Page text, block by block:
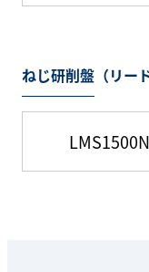
ねじ研削盤（リー
LMS1500N